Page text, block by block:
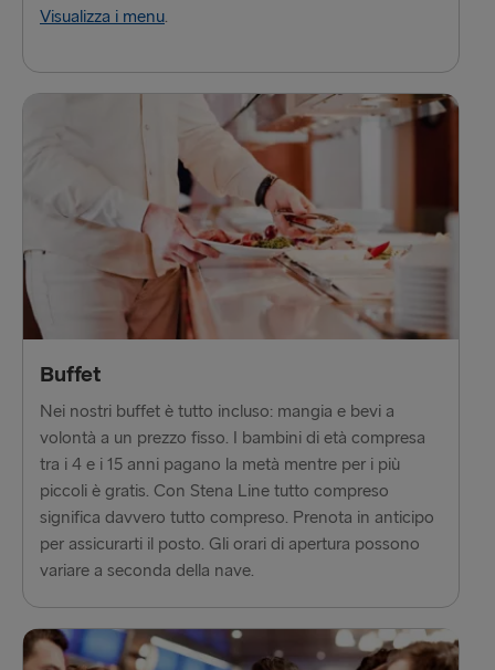
Trelleborg → Rostock
Travemünde → Liepāja
Ventspils → Nynäshamn
Visualizza i menu.
Buffet
Nei nostri buffet è tutto incluso: mangia e bevi a
volontà a un prezzo fisso. I bambini di età compresa
tra i 4 e i 15 anni pagano la metà mentre per i più
piccoli è gratis. Con Stena Line tutto compreso
significa davvero tutto compreso. Prenota in anticipo
per assicurarti il posto. Gli orari di apertura possono
variare a seconda della nave.